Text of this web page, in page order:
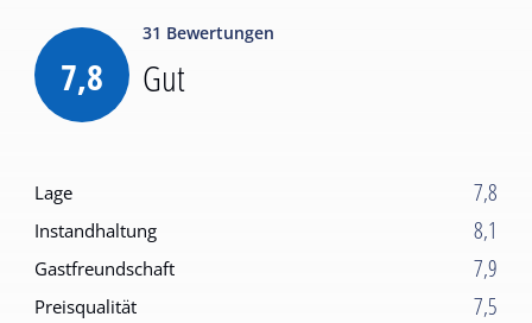
7,8
31 Bewertungen
Gut
Lage 7,8
Instandhaltung 8,1
Gastfreundschaft 7,9
Preisqualität 7,5